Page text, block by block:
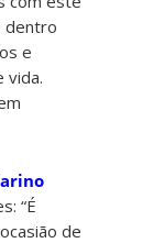
dentro
e
vida.
“É
de